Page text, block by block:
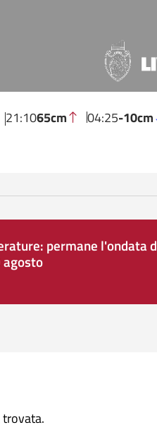
21:1065cm 04:25-10cm
permane l'ondata
trovata.